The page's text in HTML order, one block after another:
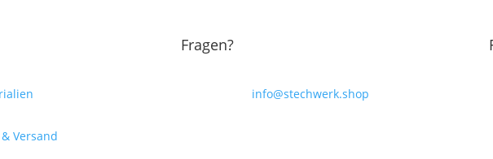
Versand
Fragen?
info@stechwerk.shop